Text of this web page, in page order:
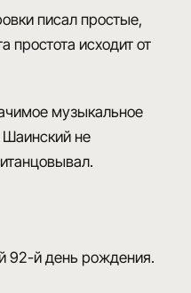
писал простые,
простота исходит от
музыкальное
Шаинский не
92-й день рождения.